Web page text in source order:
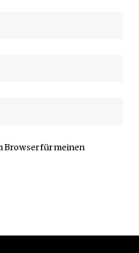
Browser für meinen